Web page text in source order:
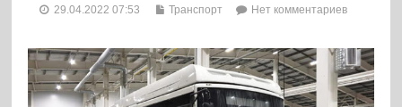
29.04.2022 07:53 Транспорт Нет комментариев